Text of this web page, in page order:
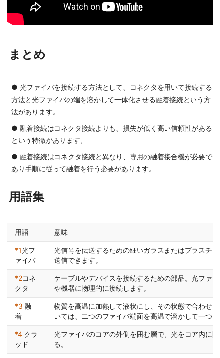
まとめ
● 光ファイバを接続する方法として、コネクタを用いて接続する
方法と光ファイバの端を溶かして一体化させる融着接続という方
法があります。
● 融着接続はコネクタ接続よりも、損失が低く高い信頼性がある
という特徴があります。
● 融着接続はコネクタ接続と異なり、専用の融着接合機が必要で
あり手順に従って融着を行う必要があります。
用語集
用語 意味
*1光フ
ァイバ
光信号を伝送するための細いガラスまたはプラスチ
送信できます。
*2コネ
クタ
ケーブルやデバイスを接続するための部品。光ファ
や機器に物理的に接続します。
*3 融
着
物質を高温に加熱して液状にし、その状態で合わせ
いては、二つのファイバ端面を高温で溶かして一つ
*4 クラ
ッド
光ファイバのコアの外側を囲む層で、光をコア内に
る。